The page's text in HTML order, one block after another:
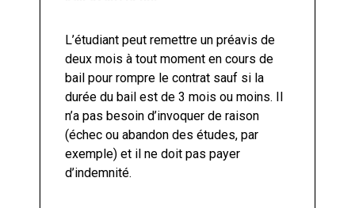
L’étudiant peut remettre un préavis de
deux mois à tout moment en cours de
bail pour rompre le contrat sauf si la
durée du bail est de 3 mois ou moins. Il
n’a pas besoin d’invoquer de raison
(échec ou abandon des études, par
exemple) et il ne doit pas payer
d’indemnité.